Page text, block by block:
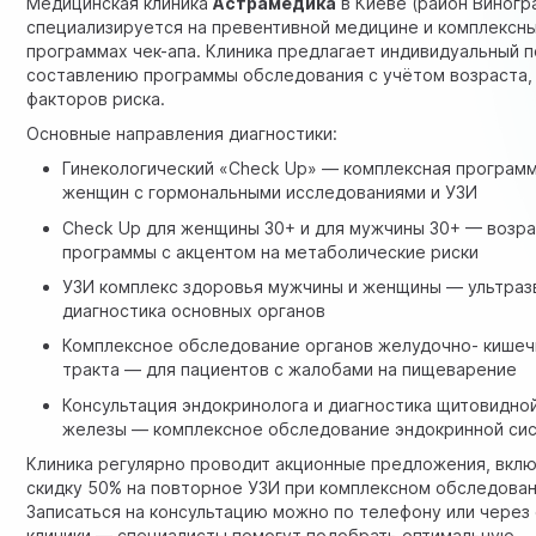
специализируется на превентивной медицине и
программах чек-апа. Клиника предлагает индивидуальный
составлению программы обследования с учётом возраста,
факторов риска.
Основные направления диагностики:
Гинекологический «Check Up» — комплексная
женщин с гормональными исследованиями и УЗИ
Check Up для женщины 30+ и для мужчины 30+ —
программы с акцентом на метаболические риски
УЗИ комплекс здоровья мужчины и женщины —
диагностика основных органов
Комплексное обследование органов желудочно-
тракта — для пациентов с жалобами на пищеварение
Консультация эндокринолога и диагностика
железы — комплексное обследование эндокринной
Клиника регулярно проводит акционные предложения,
скидку 50% на повторное УЗИ при комплексном
Записаться на консультацию можно по телефону или через